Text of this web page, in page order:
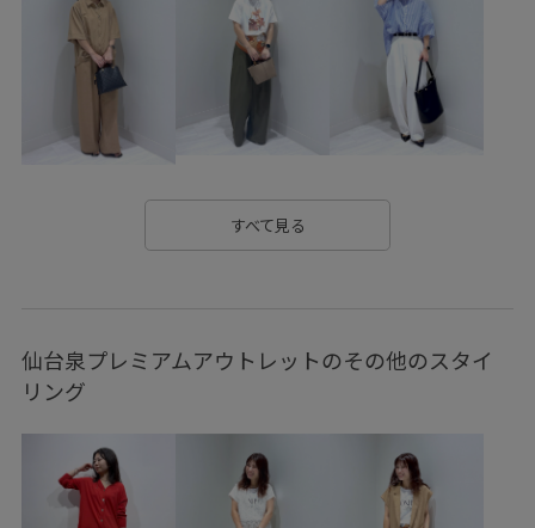
シルエットがポイント シンプル スカート
スッキリ見え ストレスフリー スラックス タック
デイリーで活躍 トレンド
ナチュラル
ヘンリーネック ベイカーパンツ
マキシスカート ヨレにくい リネン リブ
リブ編み
リーズナブル レイヤードスタイル ワンショルダー
伸縮性 体型カバー 夏場でも快適
すべて見る
仙台泉プレミアムアウトレットのその他のスタイ
リング